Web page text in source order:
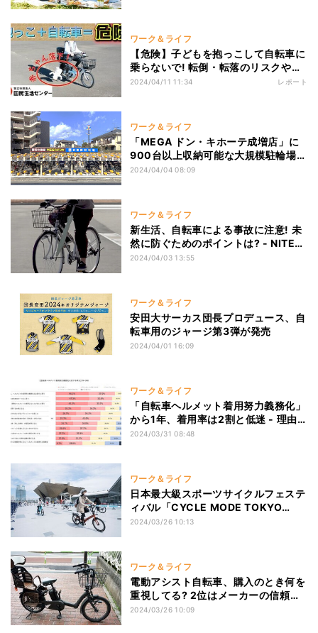
ワーク＆ライフ
【危険】子どもを抱っこして自転車に
乗らないで! 転倒・転落のリスクや危
険性を国民生活センターが発信
2024/04/11 11:34 レポート
ワーク＆ライフ
「MEGA ドン・キホーテ成増店」に
900台以上収納可能な大規模駐輪場設
置
2024/04/04 08:09
ワーク＆ライフ
新生活、自転車による事故に注意! 未
然に防ぐためのポイントは? - NITEが
呼びかけ
2024/04/03 13:55
ワーク＆ライフ
安田大サーカス団長プロデュース、自
転車用のジャージ第3弾が発売
2024/04/01 16:09
ワーク＆ライフ
「自転車ヘルメット着用努力義務化」
から1年、着用率は2割と低迷 - 理由
は?
2024/03/31 08:48
ワーク＆ライフ
日本最大級スポーツサイクルフェステ
ィバル「CYCLE MODE TOKYO
2024」開催! 4月6日・7日の2日間、
2024/03/26 10:13
ワーク＆ライフ
電動アシスト自転車、購入のとき何を
重視してる? 2位はメーカーの信頼
性、気になる1位は?
2024/03/26 10:09